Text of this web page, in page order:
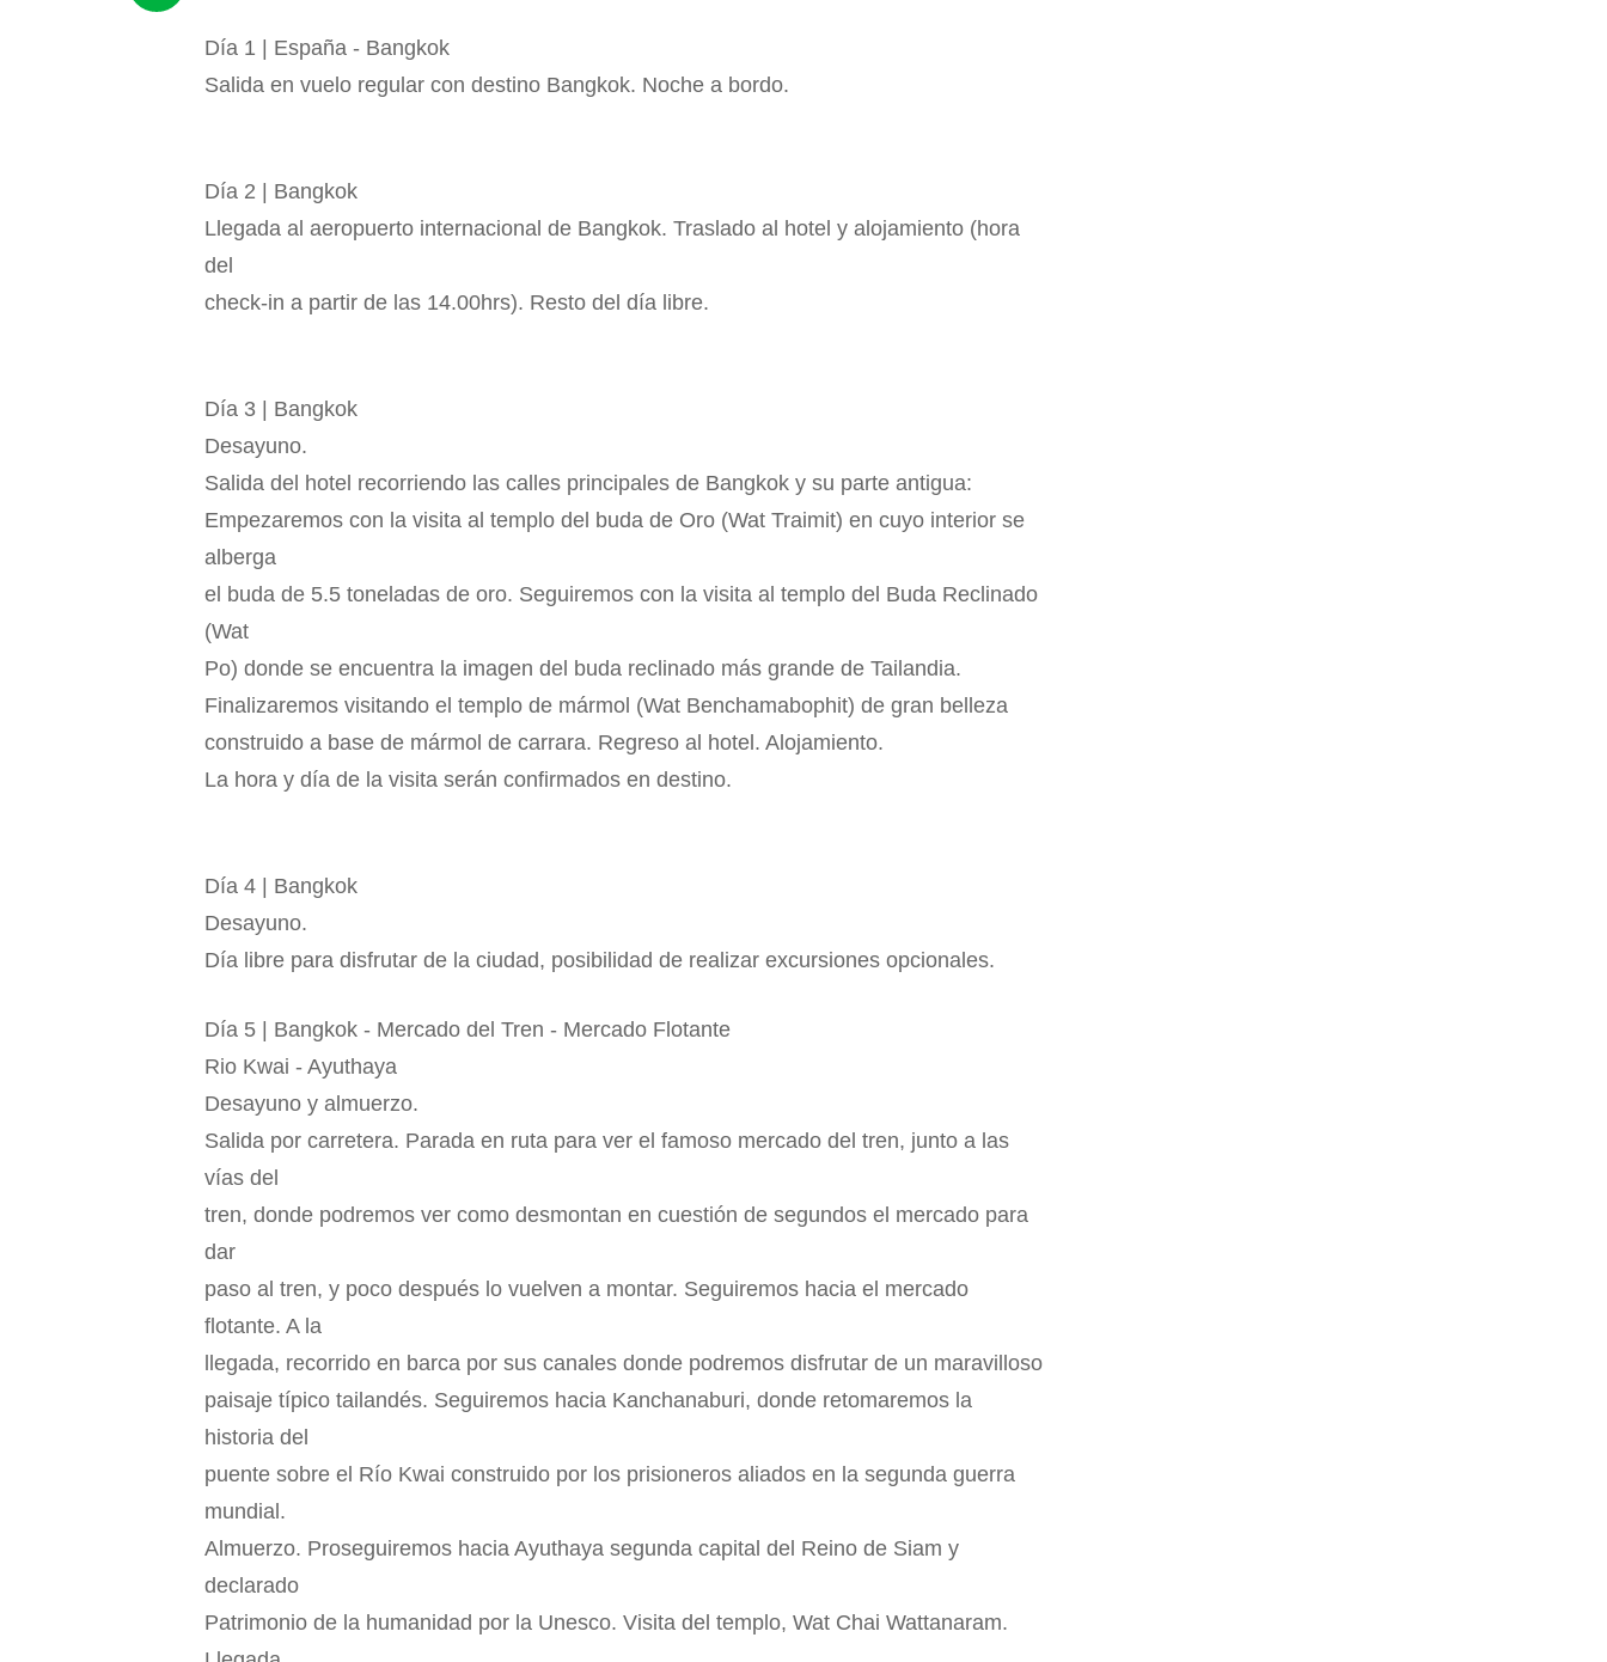
Día 1 | España - Bangkok
Salida en vuelo regular con destino Bangkok. Noche a bordo.
Día 2 | Bangkok
Llegada al aeropuerto internacional de Bangkok. Traslado al hotel y alojamiento (hora
del
check-in a partir de las 14.00hrs). Resto del día libre.
Día 3 | Bangkok
Desayuno.
Salida del hotel recorriendo las calles principales de Bangkok y su parte antigua:
Empezaremos con la visita al templo del buda de Oro (Wat Traimit) en cuyo interior se
alberga
el buda de 5.5 toneladas de oro. Seguiremos con la visita al templo del Buda Reclinado
(Wat
Po) donde se encuentra la imagen del buda reclinado más grande de Tailandia.
Finalizaremos visitando el templo de mármol (Wat Benchamabophit) de gran belleza
construido a base de mármol de carrara. Regreso al hotel. Alojamiento.
La hora y día de la visita serán confirmados en destino.
Día 4 | Bangkok
Desayuno.
Día libre para disfrutar de la ciudad, posibilidad de realizar excursiones opcionales.
Día 5 | Bangkok - Mercado del Tren - Mercado Flotante
Rio Kwai - Ayuthaya
Desayuno y almuerzo.
Salida por carretera. Parada en ruta para ver el famoso mercado del tren, junto a las
vías del
tren, donde podremos ver como desmontan en cuestión de segundos el mercado para
dar
paso al tren, y poco después lo vuelven a montar. Seguiremos hacia el mercado
flotante. A la
llegada, recorrido en barca por sus canales donde podremos disfrutar de un maravilloso
paisaje típico tailandés. Seguiremos hacia Kanchanaburi, donde retomaremos la
historia del
puente sobre el Río Kwai construido por los prisioneros aliados en la segunda guerra
mundial.
Almuerzo. Proseguiremos hacia Ayuthaya segunda capital del Reino de Siam y
declarado
Patrimonio de la humanidad por la Unesco. Visita del templo, Wat Chai Wattanaram.